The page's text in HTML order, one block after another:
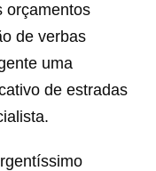
orçamentos
de verbas
uma
de estradas